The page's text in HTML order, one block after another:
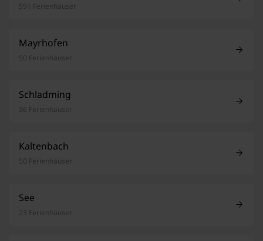
591 Ferienhäuser
Mayrhofen
50 Ferienhäuser
Schladming
36 Ferienhäuser
Kaltenbach
50 Ferienhäuser
See
23 Ferienhäuser